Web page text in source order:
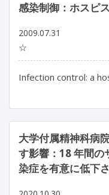
感染制御：ホスピ
2009.07.31
☆
Infection control: a
大学付属精神科病
す影響：18 年間の
染症を有意に低下